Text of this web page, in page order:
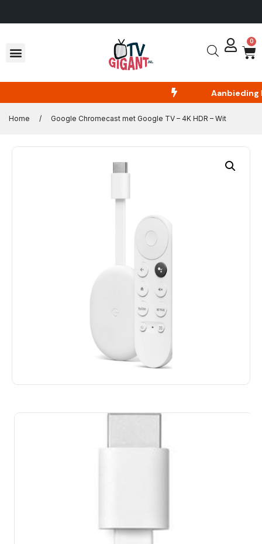
0
Aanbieding
Home / Google Chromecast met Google TV – 4K HDR – Wit